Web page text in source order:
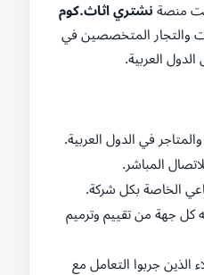
منصة نشتري اثاث.كوم
والتجار المتخصصين في
العربية.
في الدول العربية.
المباشر.
الخاصة بكل شركة.
جهة من تقييم وترميم
جربوا التعامل مع